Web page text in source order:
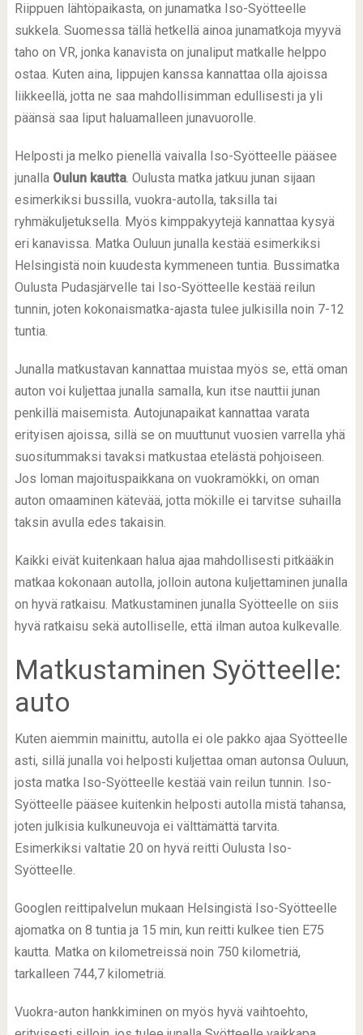
Riippuen lähtöpaikasta, on junamatka Iso-Syötteelle
sukkela. Suomessa tällä hetkellä ainoa junamatkoja myyvä
taho on VR, jonka kanavista on junaliput matkalle helppo
ostaa. Kuten aina, lippujen kanssa kannattaa olla ajoissa
liikkeellä, jotta ne saa mahdollisimman edullisesti ja yli
päänsä saa liput haluamalleen junavuorolle.
Helposti ja melko pienellä vaivalla Iso-Syötteelle pääsee
junalla Oulun kautta. Oulusta matka jatkuu junan sijaan
esimerkiksi bussilla, vuokra-autolla, taksilla tai
ryhmäkuljetuksella. Myös kimppakyytejä kannattaa kysyä
eri kanavissa. Matka Ouluun junalla kestää esimerkiksi
Helsingistä noin kuudesta kymmeneen tuntia. Bussimatka
Oulusta Pudasjärvelle tai Iso-Syötteelle kestää reilun
tunnin, joten kokonaismatka-ajasta tulee julkisilla noin 7-12
tuntia.
Junalla matkustavan kannattaa muistaa myös se, että oman
auton voi kuljettaa junalla samalla, kun itse nauttii junan
penkillä maisemista. Autojunapaikat kannattaa varata
erityisen ajoissa, sillä se on muuttunut vuosien varrella yhä
suositummaksi tavaksi matkustaa etelästä pohjoiseen.
Jos loman majoituspaikkana on vuokramökki, on oman
auton omaaminen kätevää, jotta mökille ei tarvitse suhailla
taksin avulla edes takaisin.
Kaikki eivät kuitenkaan halua ajaa mahdollisesti pitkääkin
matkaa kokonaan autolla, jolloin autona kuljettaminen junalla
on hyvä ratkaisu. Matkustaminen junalla Syötteelle on siis
hyvä ratkaisu sekä autolliselle, että ilman autoa kulkevalle.
Matkustaminen Syötteelle:
auto
Kuten aiemmin mainittu, autolla ei ole pakko ajaa Syötteelle
asti, sillä junalla voi helposti kuljettaa oman autonsa Ouluun,
josta matka Iso-Syötteelle kestää vain reilun tunnin. Iso-
Syötteelle pääsee kuitenkin helposti autolla mistä tahansa,
joten julkisia kulkuneuvoja ei välttämättä tarvita.
Esimerkiksi valtatie 20 on hyvä reitti Oulusta Iso-
Syötteelle.
Googlen reittipalvelun mukaan Helsingistä Iso-Syötteelle
ajomatka on 8 tuntia ja 15 min, kun reitti kulkee tien E75
kautta. Matka on kilometreissä noin 750 kilometriä,
tarkalleen 744,7 kilometriä.
Vuokra-auton hankkiminen on myös hyvä vaihtoehto,